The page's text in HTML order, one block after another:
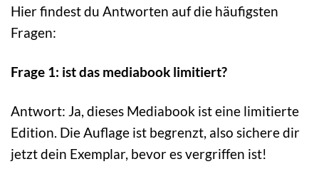
Hier findest du Antworten auf die häufigsten
Fragen:
Frage 1: ist das mediabook limitiert?
Antwort: Ja, dieses Mediabook ist eine limitierte
Edition. Die Auflage ist begrenzt, also sichere dir
jetzt dein Exemplar, bevor es vergriffen ist!